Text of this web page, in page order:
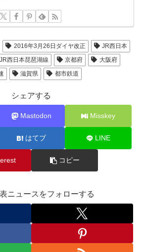
2016年3月26日ダイヤ改正
JR西日本
JR西日本琵琶湖線 京都府
大阪府
滋賀県 都市鉄道
シェアする
Mastodon Misskey
はてブ LINE
コピー
ニュースをフォローする